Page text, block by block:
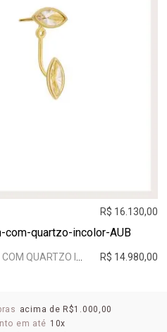
R$ 16.130,00
R$ 14.980,00
acima de R$1.000,00
em até 10x